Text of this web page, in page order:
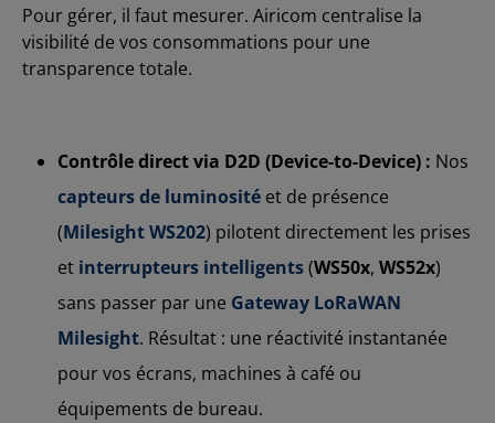
Pour gérer, il faut mesurer. Airicom centralise la
visibilité de vos consommations pour une
transparence totale.
Contrôle direct via D2D (Device-to-Device) : Nos
capteurs de luminosité et de présence
(Milesight WS202) pilotent directement les prises
et interrupteurs intelligents(WS50x, WS52x)
sans passer par une Gateway LoRaWAN
Milesight. Résultat : une réactivité instantanée
pour vos écrans, machines à café ou
équipements de bureau.